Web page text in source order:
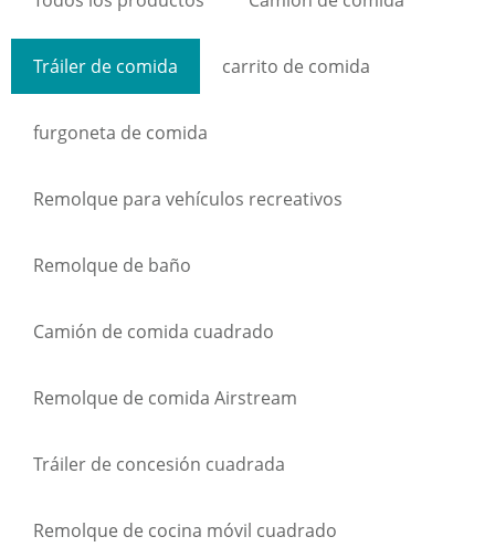
Tráiler de comida carrito de comida
furgoneta de comida
Remolque para vehículos recreativos
Remolque de baño
Camión de comida cuadrado
Remolque de comida Airstream
Tráiler de concesión cuadrada
Remolque de cocina móvil cuadrado